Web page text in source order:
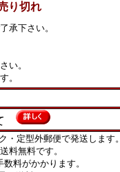
り切れ
承下さい。
い。
。
・定型外郵便で発送します。
料無料です。
料がかかります。